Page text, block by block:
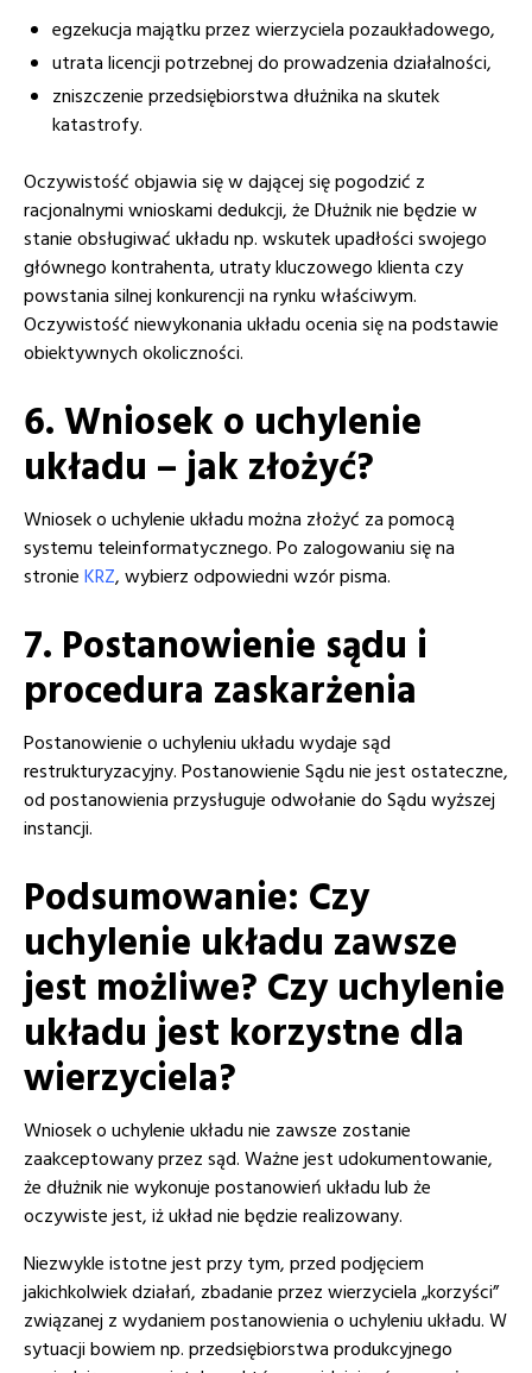
egzekucja majątku przez wierzyciela pozaukładowego,
utrata licencji potrzebnej do prowadzenia działalności,
zniszczenie przedsiębiorstwa dłużnika na skutek
katastrofy.
Oczywistość objawia się w dającej się pogodzić z
racjonalnymi wnioskami dedukcji, że Dłużnik nie będzie w
stanie obsługiwać układu np. wskutek upadłości swojego
głównego kontrahenta, utraty kluczowego klienta czy
powstania silnej konkurencji na rynku właściwym.
Oczywistość niewykonania układu ocenia się na podstawie
obiektywnych okoliczności.
6. Wniosek o uchylenie
układu – jak złożyć?
Wniosek o uchylenie układu można złożyć za pomocą
systemu teleinformatycznego. Po zalogowaniu się na
stronieKRZ, wybierz odpowiedni wzór pisma.
7. Postanowienie sądu i
procedura zaskarżenia
Postanowienie o uchyleniu układu wydaje sąd
restrukturyzacyjny. Postanowienie Sądu nie jest ostateczne,
od postanowienia przysługuje odwołanie do Sądu wyższej
instancji.
Podsumowanie: Czy
uchylenie układu zawsze
jest możliwe? Czy uchylenie
układu jest korzystne dla
wierzyciela?
Wniosek o uchylenie układu nie zawsze zostanie
zaakceptowany przez sąd. Ważne jest udokumentowanie,
że dłużnik nie wykonuje postanowień układu lub że
oczywiste jest, iż układ nie będzie realizowany.
Niezwykle istotne jest przy tym, przed podjęciem
jakichkolwiek działań, zbadanie przez wierzyciela „korzyści”
związanej z wydaniem postanowienia o uchyleniu układu. W
sytuacji bowiem np. przedsiębiorstwa produkcyjnego